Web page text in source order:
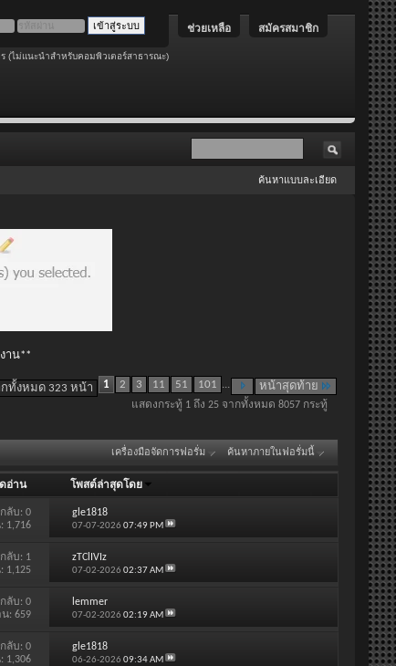
สมัครสมาชิก
ช่วยเหลือ
(ไม่แนะนำสำหรับคอมพิวเตอร์สาธารณะ)
ค้นหาแบบละเอียด
าน**
ทั้งหมด 323 หน้า 1 2 3 11 51 101 ... หน้าสุดท้าย
แสดงกระทู้ 1 ถึง 25 จากทั้งหมด 8057 กระทู้
เครื่องมือจัดการฟอรั่ม ค้นหาภายในฟอรั่มนี้
ดอ่าน โพสต์ล่าสุดโดย
ลับ:0
1,716
gle1818
07-07-2026 07:49 PM
ลับ: 1
1,125
zTClIVIz
07-02-2026 02:37 AM
ลับ:0
: 659
lemmer
07-02-2026 02:19 AM
ลับ:0
1,306
gle1818
06-26-2026 09:34 AM